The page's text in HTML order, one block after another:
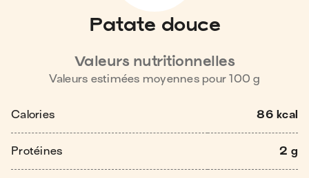
Patate douce
Valeurs nutritionnelles
Valeurs estimées moyennes pour 100 g
Calories 86 kcal
Protéines 2 g